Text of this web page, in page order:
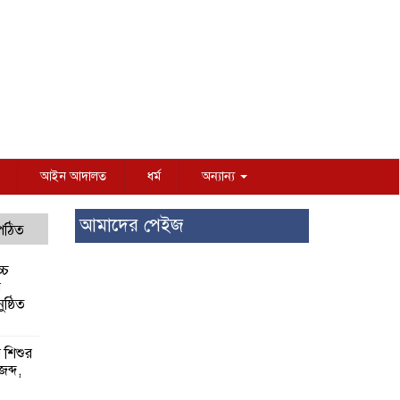
আইন আদালত ধর্ম অন্যান্য
শিশুর
আমাদের পেইজ